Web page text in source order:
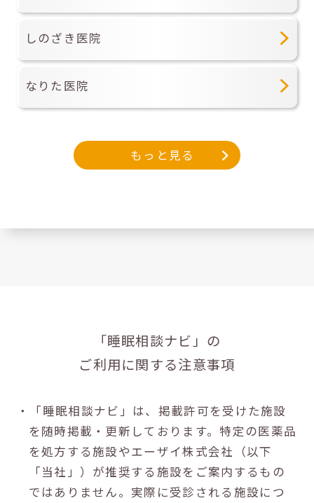
しのざき医院
なりた医院
もっと見る
「睡眠相談ナビ」の
ご利用に関する注意事項
・「睡眠相談ナビ」は、掲載許可を受けた施設
を随時掲載・更新しております。特定の医薬品
を処方する施設やエーザイ株式会社（以下
「当社」）が推奨する施設をご案内するもの
ではありません。実際に受診される施設につ